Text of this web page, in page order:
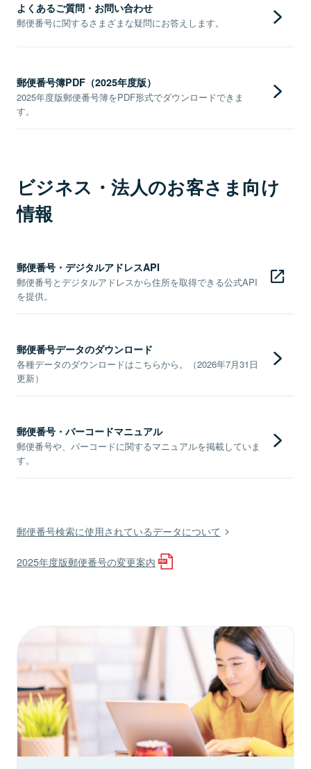
よくあるご質問・お問い合わせ
郵便番号に関するさまざまな疑問にお答えします。
郵便番号簿PDF（2025年度版）
2025年度版郵便番号簿をPDF形式でダウンロードできま
す。
ビジネス・法人のお客さま向け
情報
郵便番号・デジタルアドレスAPI
郵便番号とデジタルアドレスから住所を取得できる公式API
を提供。
郵便番号データのダウンロード
各種データのダウンロードはこちらから。（2026年7月31日
更新）
郵便番号・バーコードマニュアル
郵便番号や、バーコードに関するマニュアルを掲載していま
す。
郵便番号検索に使用されているデータについて
2025年度版郵便番号の変更案内